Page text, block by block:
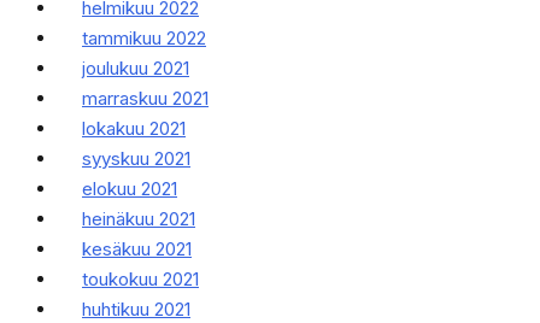
helmikuu 2022
tammikuu 2022
joulukuu 2021
marraskuu 2021
lokakuu 2021
syyskuu 2021
elokuu 2021
heinäkuu 2021
kesäkuu 2021
toukokuu 2021
huhtikuu 2021